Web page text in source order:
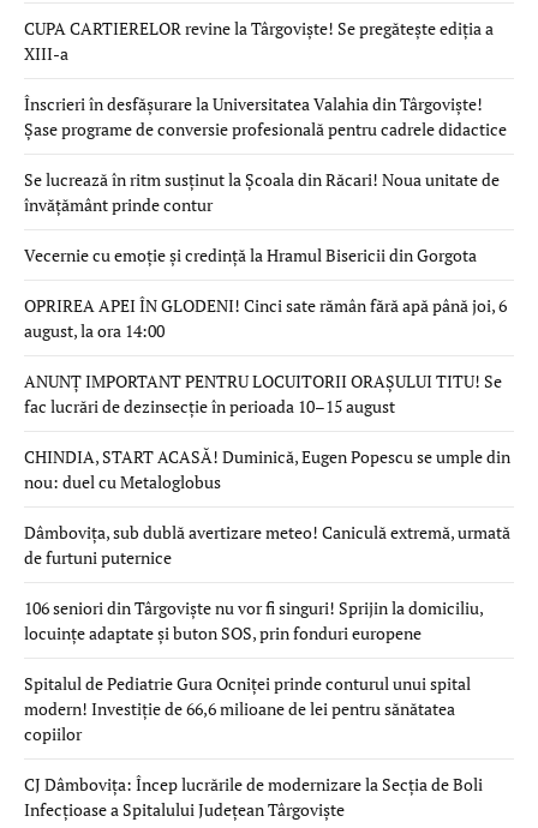
CUPA CARTIERELOR revine la Târgoviște! Se pregătește ediția a
XIII-a
Înscrieri în desfășurare la Universitatea Valahia din Târgoviște!
Șase programe de conversie profesională pentru cadrele didactice
Se lucrează în ritm susținut la Școala din Răcari! Noua unitate de
învățământ prinde contur
Vecernie cu emoție și credință la Hramul Bisericii din Gorgota
OPRIREA APEI ÎN GLODENI! Cinci sate rămân fără apă până joi, 6
august, la ora 14:00
ANUNȚ IMPORTANT PENTRU LOCUITORII ORAȘULUI TITU! Se
fac lucrări de dezinsecție în perioada 10–15 august
CHINDIA, START ACASĂ! Duminică, Eugen Popescu se umple din
nou: duel cu Metaloglobus
Dâmbovița, sub dublă avertizare meteo! Caniculă extremă, urmată
de furtuni puternice
106 seniori din Târgoviște nu vor fi singuri! Sprijin la domiciliu,
locuințe adaptate și buton SOS, prin fonduri europene
Spitalul de Pediatrie Gura Ocniței prinde conturul unui spital
modern! Investiție de 66,6 milioane de lei pentru sănătatea
copiilor
CJ Dâmbovița: Încep lucrările de modernizare la Secția de Boli
Infecțioase a Spitalului Județean Târgoviște